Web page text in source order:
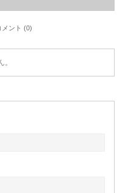
メント (0)